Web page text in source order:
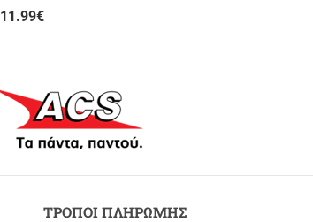
11.99€
ΤΡΟΠΟΙ ΠΛΗΡΩΜΗΣ